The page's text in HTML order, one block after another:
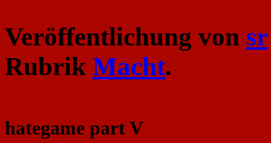
Veröffentlichung von sr
Rubrik Macht.
hategame part V